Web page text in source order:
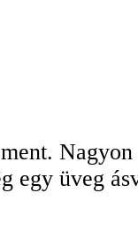
Nagyon
egy üveg